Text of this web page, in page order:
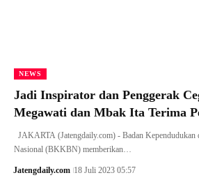
NEWS
Jadi Inspirator dan Penggerak
Megawati dan Mbak Ita Terima
JAKARTA (Jatengdaily.com) - Badan Kependudukan
Nasional (BKKBN) memberikan…
Jatengdaily.com 18 Juli 2023 05:57